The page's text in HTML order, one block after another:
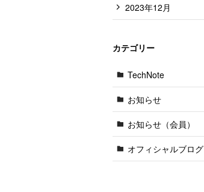
2023年12月
カテゴリー
TechNote
お知らせ
お知らせ（会員）
オフィシャルブログ